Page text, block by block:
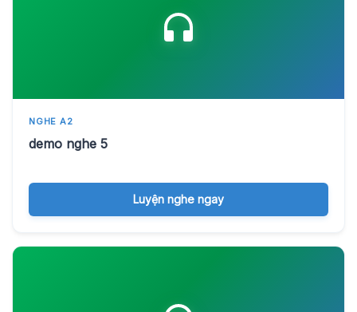
NGHE A2
demo nghe 5
Luyện nghe ngay